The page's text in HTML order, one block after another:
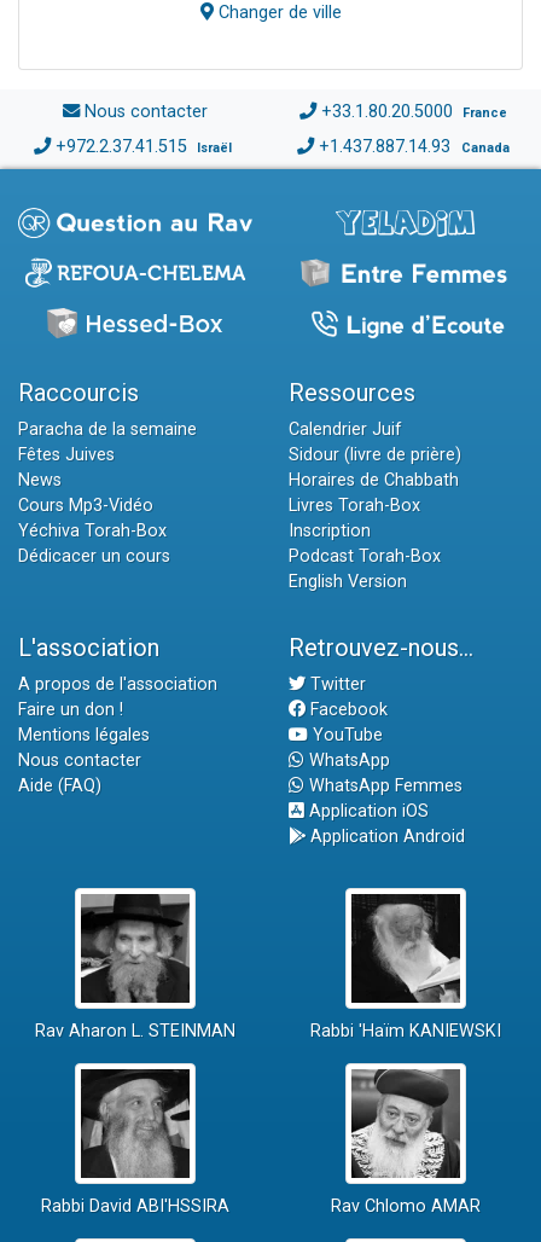
Changer de ville
Nous contacter +33.1.80.20.5000 France
+972.2.37.41.515 Israël +1.437.887.14.93 Canada
Raccourcis
Paracha de la semaine
Fêtes Juives
News
Cours Mp3-Vidéo
Yéchiva Torah-Box
Dédicacer un cours
Ressources
Calendrier Juif
Sidour (livre de prière)
Horaires de Chabbath
Livres Torah-Box
Inscription
Podcast Torah-Box
English Version
L'association
A propos de l'association
Faire un don !
Mentions légales
Nous contacter
Aide (FAQ)
Retrouvez-nous...
Twitter
Facebook
YouTube
WhatsApp
WhatsApp Femmes
Application iOS
Application Android
Rav Aharon L. STEINMAN Rabbi 'Haïm KANIEWSKI
Rabbi David ABI'HSSIRA Rav Chlomo AMAR